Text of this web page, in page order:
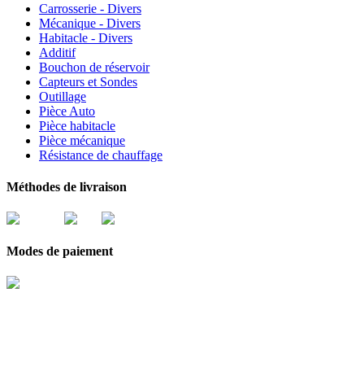
Carrosserie - Divers
Mécanique - Divers
Habitacle - Divers
Additif
Bouchon de réservoir
Capteurs et Sondes
Outillage
Pièce Auto
Pièce habitacle
Pièce mécanique
Résistance de chauffage
Méthodes de livraison
Modes de paiement